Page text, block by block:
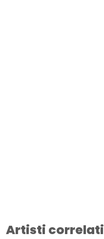
Artisti correlati